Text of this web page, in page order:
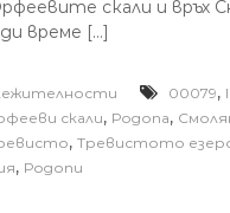
скали и връх
време […]
00079,
скали, Родопа,
, Тревистото
, Родопи